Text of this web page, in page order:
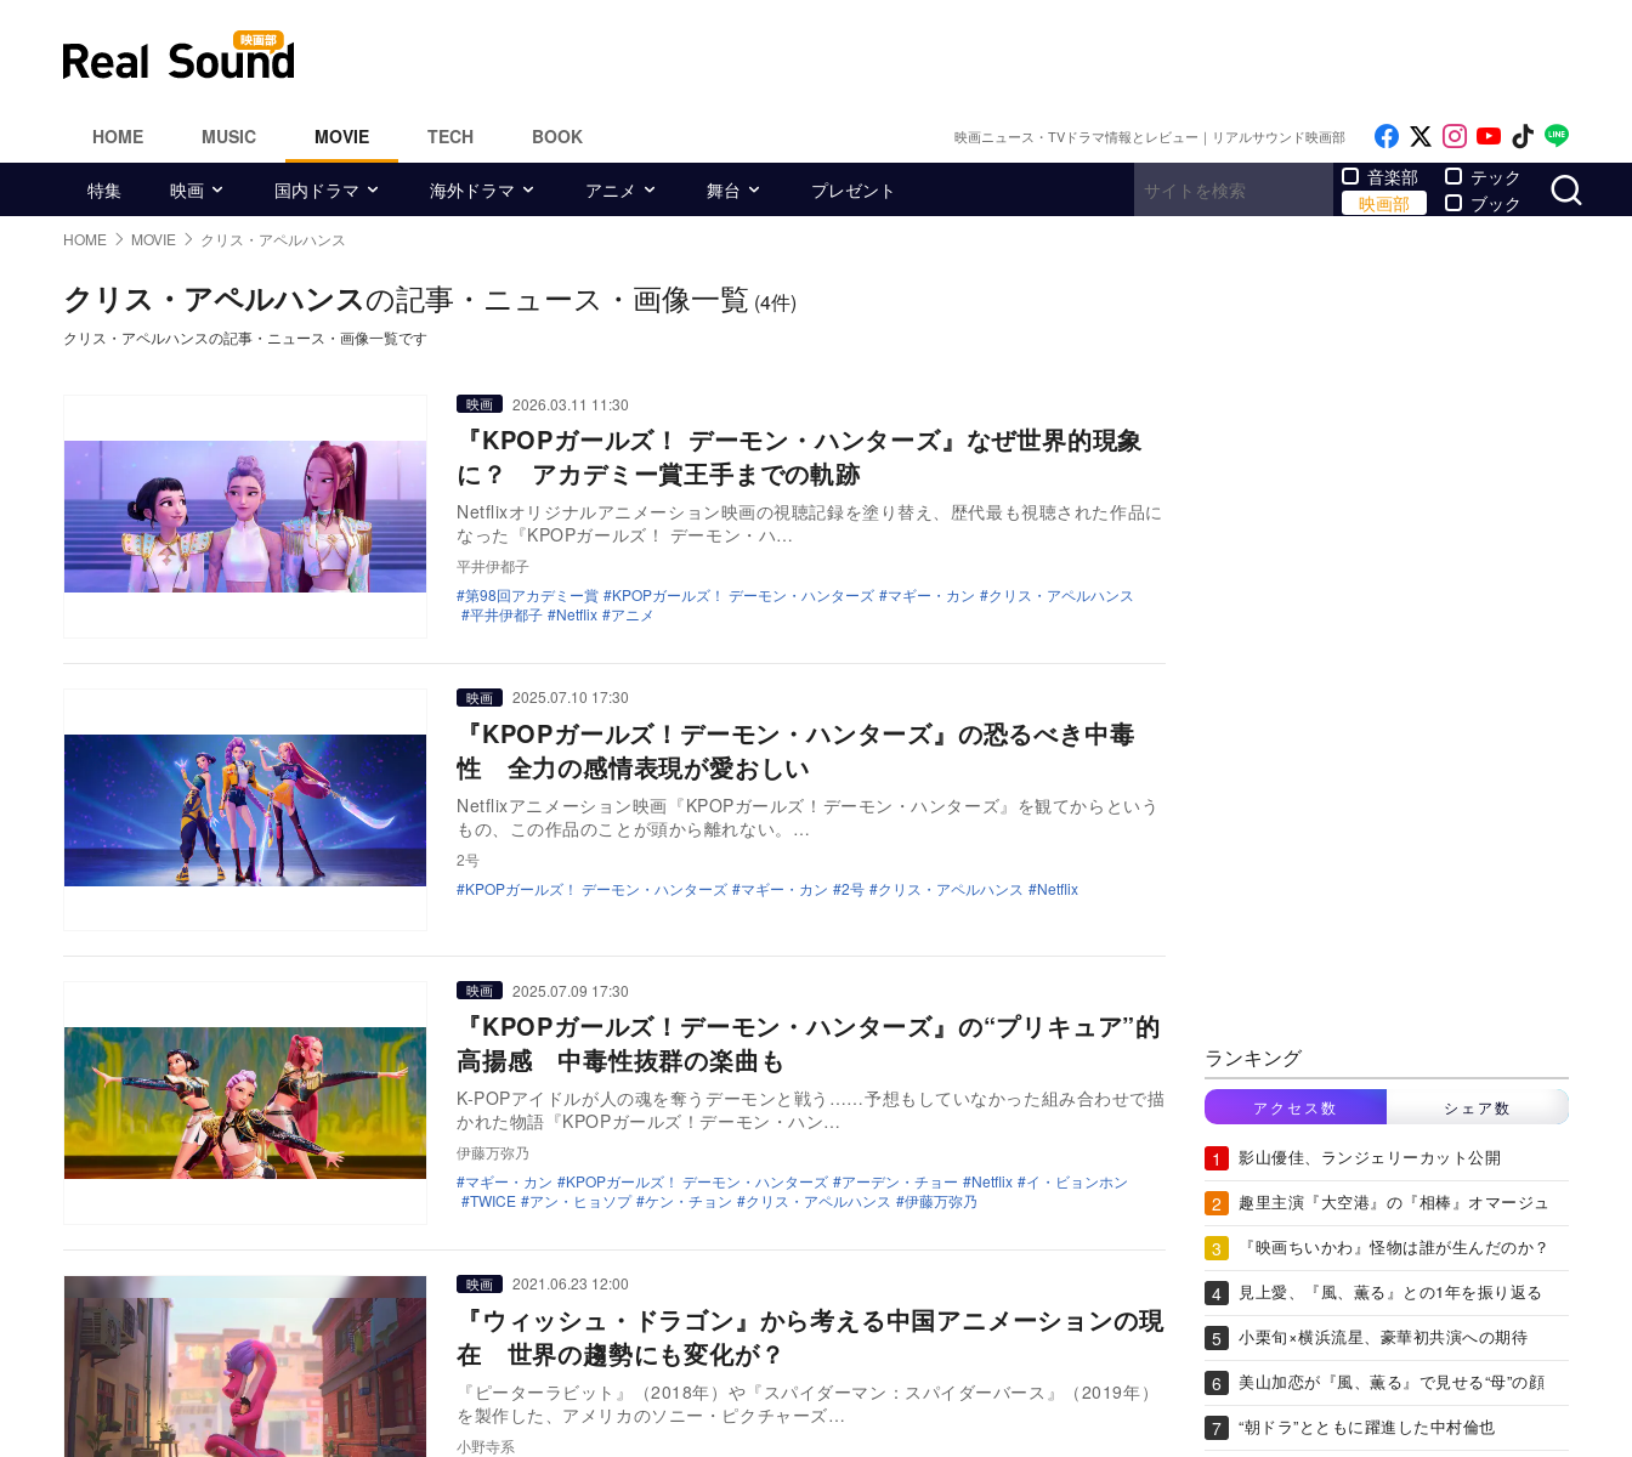
HOME MUSIC MOVIE TECH BOOK 映画ニュース・TVドラマ情報とレビュー｜リアルサウンド映画部 Like on Facebook
Follow on x
Follow on
Follow on
Follow
特集 映画 国内ドラマ 海外ドラマ アニメ 舞台 プレゼント
音楽部
映画部
テック
ブック
HOME MOVIE クリス・アペルハンス
クリス・アペルハンスの記事・ニュース・画像一覧 (4件)
クリス・アペルハンスの記事・ニュース・画像一覧です
映画 2026.03.11 11:30
『KPOPガールズ！ デーモン・ハンターズ』なぜ世界的現象
に？ アカデミー賞王手までの軌跡
Netflixオリジナルアニメーション映画の視聴記録を塗り替え、歴代最も視聴された作品に
なった『KPOPガールズ！ デーモン・ハ…
平井伊都子
第98回アカデミー賞
KPOPガールズ！ デーモン・ハンターズ マギー・カン
クリス・アペルハンス
平井伊都子
Netflix アニメ
映画 2025.07.10 17:30
『KPOPガールズ！デーモン・ハンターズ』の恐るべき中毒
性 全力の感情表現が愛おしい
Netflixアニメーション映画『KPOPガールズ！デーモン・ハンターズ』を観てからという
もの、この作品のことが頭から離れない。…
2号
KPOPガールズ！ デーモン・ハンターズ
マギー・カン 2号 クリス・アペルハンス Netflix
映画 2025.07.09 17:30
『KPOPガールズ！デーモン・ハンターズ』の“プリキュア”的
高揚感 中毒性抜群の楽曲も
K-POPアイドルが人の魂を奪うデーモンと戦う……予想もしていなかった組み合わせで描
かれた物語『KPOPガールズ！デーモン・ハン…
伊藤万弥乃
マギー・カン
KPOPガールズ！ デーモン・ハンターズ アーデン・チョー Netflix
イ・ビョンホン
TWICE
アン・ヒョソプ ケン・チョン クリス・アペルハンス 伊藤万弥乃
映画 2021.06.23 12:00
『ウィッシュ・ドラゴン』から考える中国アニメーションの現
在 世界の趨勢にも変化が？
『ピーターラビット』（2018年）や『スパイダーマン：スパイダーバース』（2019年）
を製作した、アメリカのソニー・ピクチャーズ…
小野寺系
ランキング
アクセス数 シェア数
影山優佳、ランジェリーカット公開
趣里主演『大空港』の『相棒』オマージュ
『映画ちいかわ』怪物は誰が生んだのか？
見上愛、『風、薫る』との1年を振り返る
小栗旬×横浜流星、豪華初共演への期待
美山加恋が『風、薫る』で見せる“母”の顔
“朝ドラ”とともに躍進した中村倫也